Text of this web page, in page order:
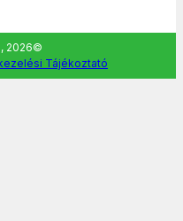
2026©
Tájékoztató